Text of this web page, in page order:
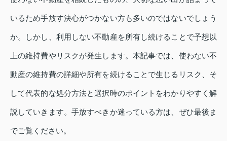
いるため手放す決心がつかない方も多いのではないでしょう
か。しかし、利用しない不動産を所有し続けることで予想以
上の維持費やリスクが発生します。本記事では、使わない不
動産の維持費の詳細や所有を続けることで生じるリスク、そ
して代表的な処分方法と選択時のポイントをわかりやすく解
説していきます。手放すべきか迷っている方は、ぜひ最後ま
でご覧ください。